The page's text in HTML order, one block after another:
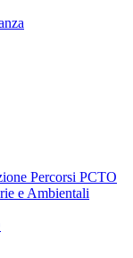
Percorsi PCTO
e Ambientali